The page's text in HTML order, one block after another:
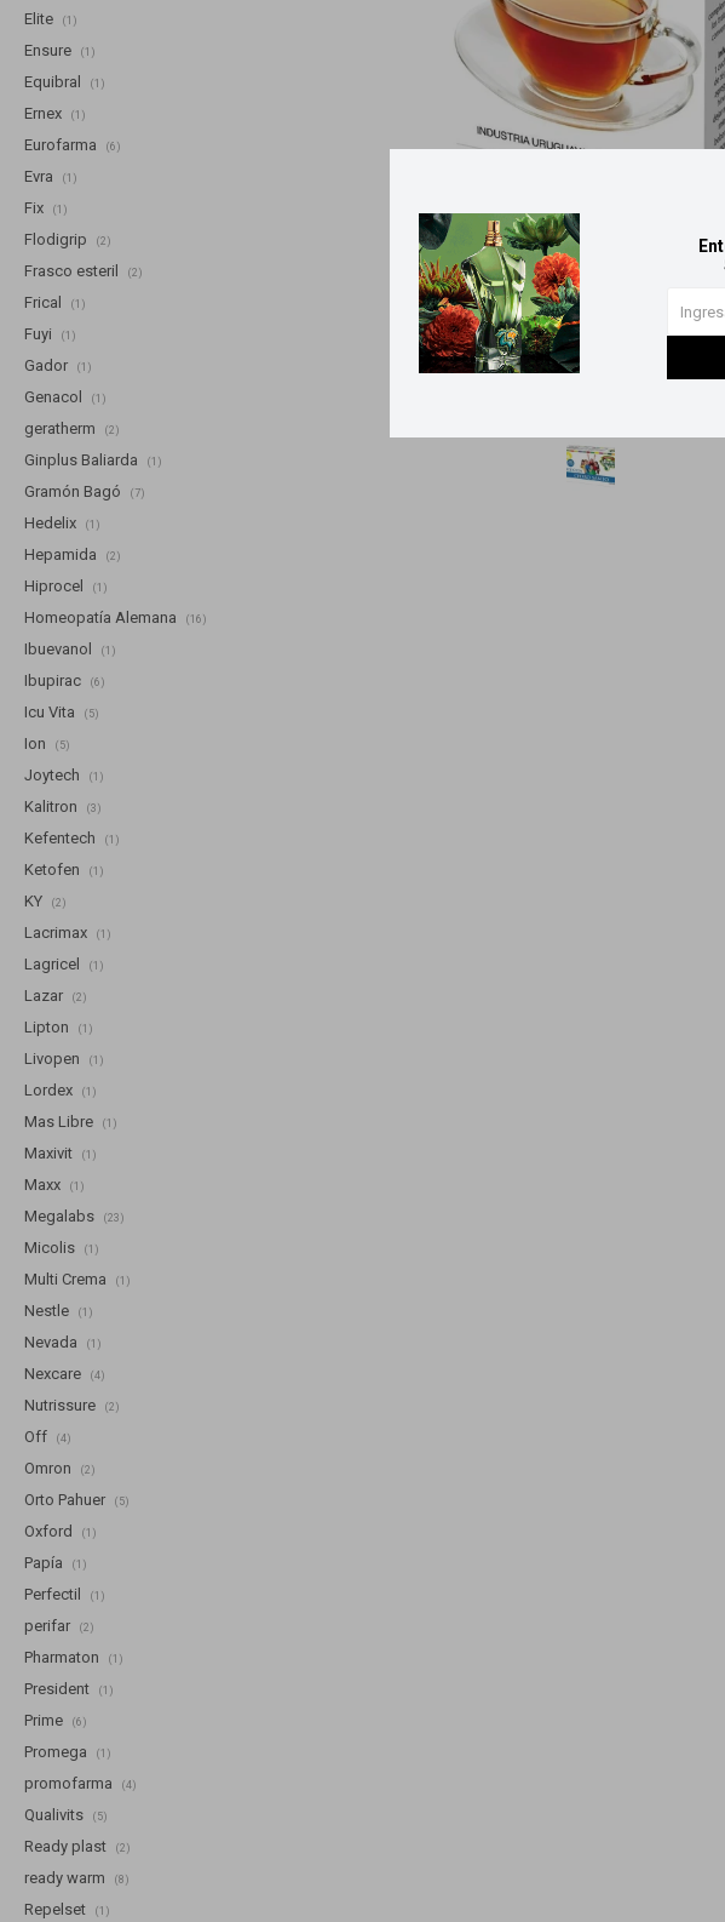
Hierbas en caja Botica del Señor -
30 g
$
Elite (1)
Ensure (1)
Equibral (1)
Ernex (1)
Eurofarma (6)
Evra (1)
Fix (1)
Flodigrip (2)
Frasco esteril (2)
Frical (1)
Fuyi (1)
Gador (1)
Genacol (1)
geratherm (2)
Ginplus Baliarda (1)
Gramón Bagó (7)
Hedelix (1)
Hepamida (2)
Hiprocel (1)
Homeopatía Alemana (16)
Ibuevanol (1)
Ibupirac (6)
Icu Vita (5)
Ion (5)
Joytech (1)
Kalitron (3)
Kefentech (1)
Ketofen (1)
KY (2)
Lacrimax (1)
Lagricel (1)
Lazar (2)
Lipton (1)
Livopen (1)
Lordex (1)
Mas Libre (1)
Maxivit (1)
Maxx (1)
Megalabs (23)
Micolis (1)
Multi Crema (1)
Nestle (1)
Nevada (1)
Nexcare (4)
Nutrissure (2)
Off (4)
Omron (2)
Orto Pahuer (5)
Oxford (1)
Papía (1)
Perfectil (1)
perifar (2)
Pharmaton (1)
President (1)
Prime (6)
Promega (1)
promofarma (4)
Qualivits (5)
Ready plast (2)
ready warm (8)
Repelset (1)